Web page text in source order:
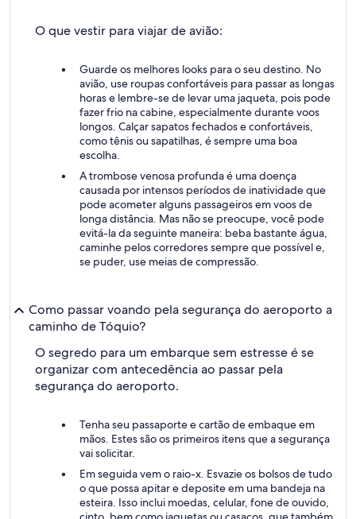
O que vestir para viajar de avião:
Guarde os melhores looks para o seu destino. No
avião, use roupas confortáveis para passar as longas
horas e lembre-se de levar uma jaqueta, pois pode
fazer frio na cabine, especialmente durante voos
longos. Calçar sapatos fechados e confortáveis,
como tênis ou sapatilhas, é sempre uma boa
escolha.
A trombose venosa profunda é uma doença
causada por intensos períodos de inatividade que
pode acometer alguns passageiros em voos de
longa distância. Mas não se preocupe, você pode
evitá-la da seguinte maneira: beba bastante água,
caminhe pelos corredores sempre que possível e,
se puder, use meias de compressão.
Como passar voando pela segurança do aeroporto a
caminho de Tóquio?
O segredo para um embarque sem estresse é se
organizar com antecedência ao passar pela
segurança do aeroporto.
Tenha seu passaporte e cartão de embaque em
mãos. Estes são os primeiros itens que a segurança
vai solicitar.
Em seguida vem o raio-x. Esvazie os bolsos de tudo
o que possa apitar e deposite em uma bandeja na
esteira. Isso inclui moedas, celular, fone de ouvido,